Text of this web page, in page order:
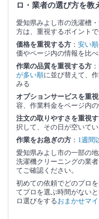
ロ・業者の選び方を教
愛知県みよし市の洗濯槽
方は、重視するポイントで
価格を重視する方 ： 安い順
価やページ内の情報を比
作業の品質を重視する方 ：
が多い順に並び替えて、
みる
オプションサービスを重視
容、作業料金をページ内
注文の取りやすさを重視す
択して、その日が空いて
作業をお急ぎの方 ： 1週間
愛知県みよし市の一部の
洗濯機クリーニングの業
てご確認ください。
初めての依頼でどのプロ
てプロを選ぶ時間がない
ロ選びをする おまかせマ